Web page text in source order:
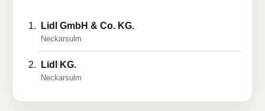
Lidl GmbH & Co. KG.
Neckarsulm
Lidl KG.
Neckarsulm